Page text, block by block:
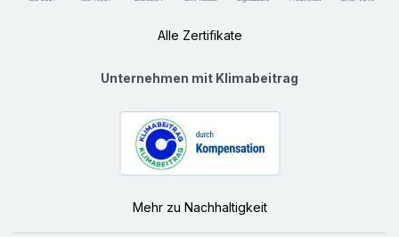
Alle Zertifikate
Unternehmen mit Klimabeitrag
Mehr zu Nachhaltigkeit